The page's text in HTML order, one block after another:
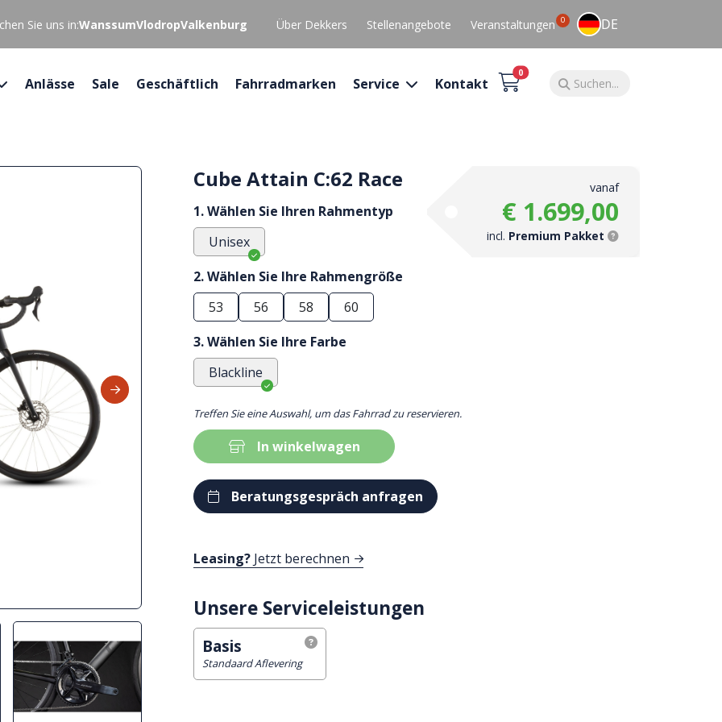
Sie uns in:WanssumVlodropValkenburg Über Dekkers Stellenangebote Veranstaltungen 0 DE
Anlässe Sale Geschäftlich Fahrradmarken Service Kontakt
0
Cube Attain C:62 Race vanaf
€ 1.699,00
incl. Premium Pakket
1. Wählen Sie Ihren Rahmentyp
Unisex
2. Wählen Sie Ihre Rahmengröße
53
56 58
60
3. Wählen Sie Ihre Farbe
Blackline
Treffen Sie eine Auswahl, um das Fahrrad zu reservieren.
In winkelwagen
Beratungsgespräch anfragen
Leasing? Jetzt berechnen
Unsere Serviceleistungen
Basis
Standaard Aflevering